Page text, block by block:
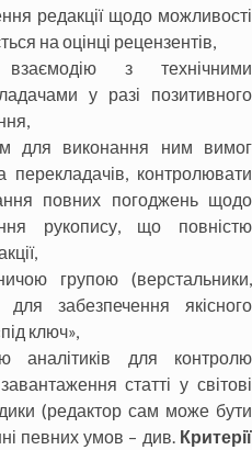
редакції щодо можливості
на оцінці рецензентів,
взаємодію з технічними
у разі позитивного
для виконання ним вимог
перекладачів, контролювати
повних погоджень щодо
рукопису, що повністю
групою (верстальники,
для забезпечення якісного
ключ»,
аналітиків для контролю
статті у світові
(редактор сам може бути
певних умов – див. Критерії